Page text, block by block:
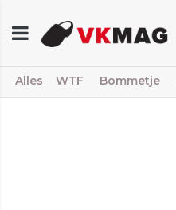
Alles WTF Bommetje